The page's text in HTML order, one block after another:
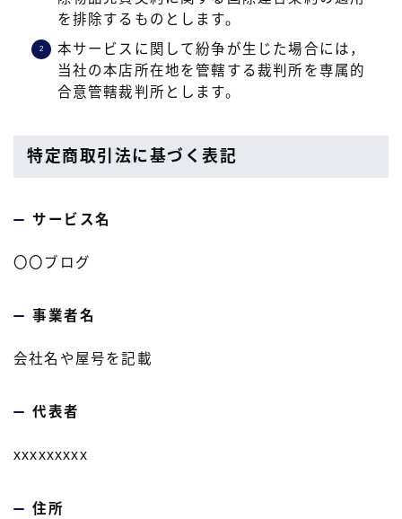
を排除するものとします。
本サービスに関して紛争が生じた場合には，
当社の本店所在地を管轄する裁判所を専属的
合意管轄裁判所とします。
特定商取引法に基づく表記
サービス名
〇〇ブログ
事業者名
会社名や屋号を記載
代表者
xxxxxxxxx
住所